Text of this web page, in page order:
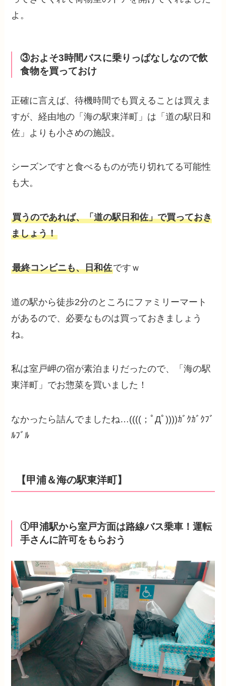
よ。
③およそ3時間バスに乗りっぱなしなので飲
食物を買っておけ
正確に言えば、待機時間でも買えることは買えま
すが、経由地の「海の駅東洋町」は「道の駅日和
佐」よりも小さめの施設。
シーズンですと食べるものが売り切れてる可能性
も大。
買うのであれば、「道の駅日和佐」で買っておき
ましょう！
最終コンビニも、日和佐ですｗ
道の駅から徒歩2分のところにファミリーマート
があるので、必要なものは買っておきましょう
ね。
私は室戸岬の宿が素泊まりだったので、「海の駅
東洋町」でお惣菜を買いました！
なかったら詰んでましたね…((((；ﾟДﾟ))))ｶﾞｸｶﾞｸﾌﾞ
ﾙﾌﾞﾙ
【甲浦＆海の駅東洋町】
①甲浦駅から室戸方面は路線バス乗車！運転
手さんに許可をもらおう